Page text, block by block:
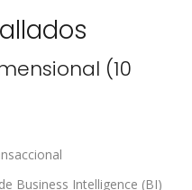
(10
Business Intelligence (BI)